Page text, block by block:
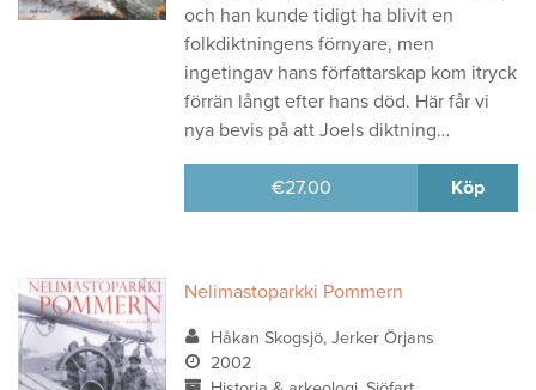
och han kunde tidigt ha blivit en
folkdiktningens förnyare, men
ingetingav hans författarskap kom itryck
förrän långt efter hans död. Här får vi
nya bevis på att Joels diktning…
€27.00 Köp
Nelimastoparkki Pommern
Håkan Skogsjö, Jerker Örjans
2002